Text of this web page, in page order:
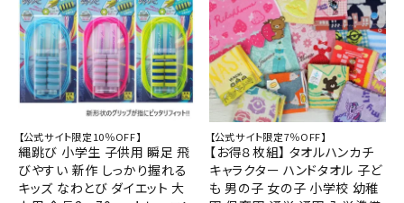
【公式サイト限定10％OFF】
縄跳び 小学生 子供用 瞬足 飛
びやすい 新作 しっかり握れる
キッズ なわとび ダイエット 大
【公式サイト限定7％OFF】
【お得８枚組】 タオルハンカチ
キャラクター ハンドタオル 子ど
も 男の子 女の子 小学校 幼稚